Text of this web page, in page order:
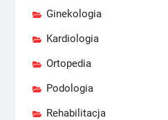
Ginekologia
Kardiologia
Ortopedia
Podologia
Rehabilitacja